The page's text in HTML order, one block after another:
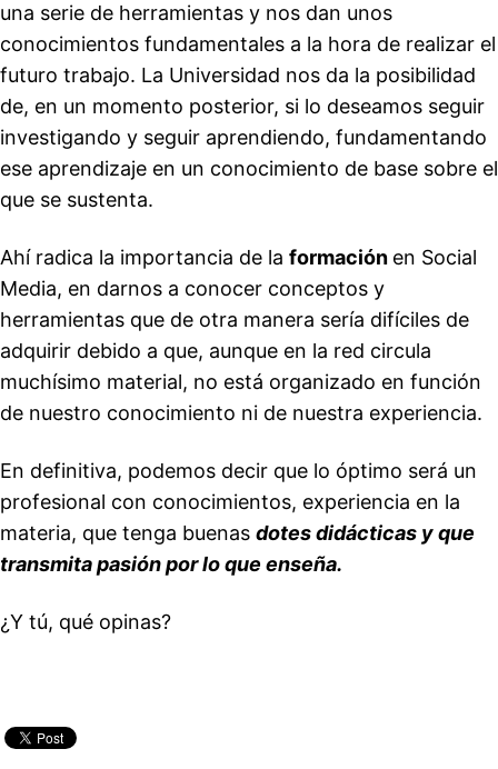
una serie de herramientas y nos dan unos
conocimientos fundamentales a la hora de realizar el
futuro trabajo. La Universidad nos da la posibilidad
de, en un momento posterior, si lo deseamos seguir
investigando y seguir aprendiendo, fundamentando
ese aprendizaje en un conocimiento de base sobre el
que se sustenta.
Ahí radica la importancia de la formación en Social
Media, en darnos a conocer conceptos y
herramientas que de otra manera sería difíciles de
adquirir debido a que, aunque en la red circula
muchísimo material, no está organizado en función
de nuestro conocimiento ni de nuestra experiencia.
En definitiva, podemos decir que lo óptimo será un
profesional con conocimientos, experiencia en la
materia, que tenga buenas dotes didácticas y que
transmita pasión por lo que enseña.
¿Y tú, qué opinas?